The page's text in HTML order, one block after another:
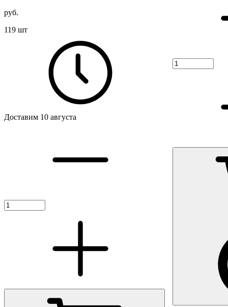
руб.
119 шт
Доставим 10 августа